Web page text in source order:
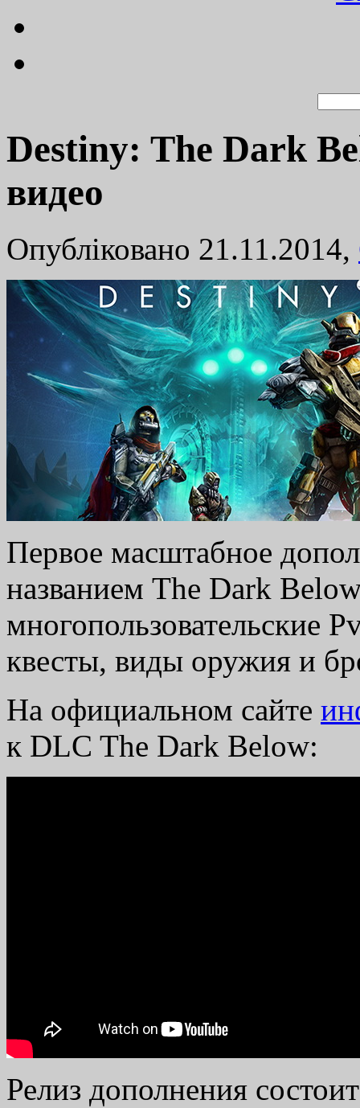
Destiny: The Dark
видео
Опубліковано 21.11.2014,
Первое масштабное
названием The Dark
многопользовательские
квесты, виды оружия и
На официальном сайте
к DLC The Dark Below:
Релиз дополнения